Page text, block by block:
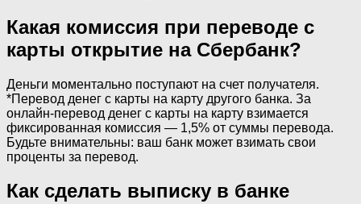
Какая комиссия при переводе с
карты открытие на Сбербанк?
Деньги моментально поступают на счет получателя.
*Перевод денег с карты на карту другого банка. За
онлайн-перевод денег с карты на карту взимается
фиксированная комиссия — 1,5% от суммы перевода.
Будьте внимательны: ваш банк может взимать свои
проценты за перевод.
Как сделать выписку в банке